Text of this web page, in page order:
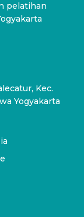
pelatihan
Kec.
Yogyakarta